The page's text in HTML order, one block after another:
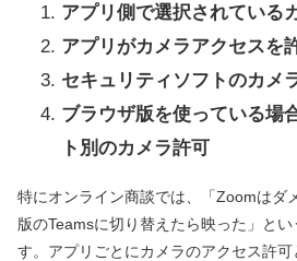
アプリ側で選択されている
アプリがカメラアクセスを
セキュリティソフトのカメ
ブラウザ版を使っている場
ト別のカメラ許可
特にオンライン商談では、「Zoomはダ
版のTeamsに切り替えたら映った」と
す。アプリごとにカメラのアクセス許